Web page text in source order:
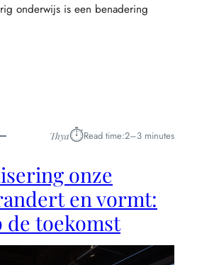
onderwijs is een benadering
Thya⏱︎Read time:2–3 minutes
onze
en vormt:
de toekomst